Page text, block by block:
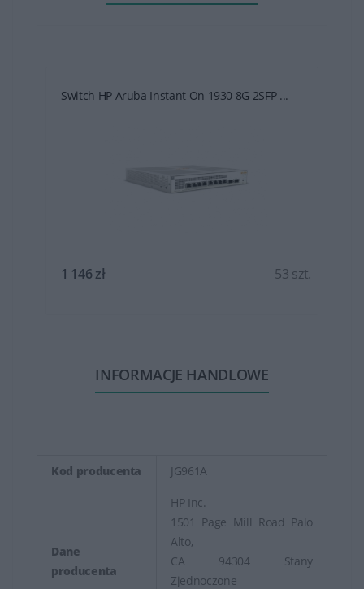
Switch HP Aruba Instant On 1930 8G 2SFP ...
1 146 zł 53 szt.
INFORMACJE HANDLOWE
Kod producenta JG961A
Dane
producenta
HP Inc.
1501 Page Mill Road Palo
Alto,
CA 94304 Stany
Zjednoczone